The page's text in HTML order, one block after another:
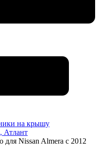
на крышу
Атлант
Nissan Almera с 2012